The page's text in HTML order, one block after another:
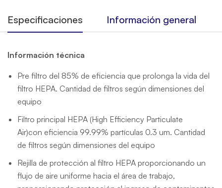
Especificaciones Información general
Información técnica
Pre filtro del 85% de eficiencia que prolonga la vida del
filtro HEPA. Cantidad de filtros según dimensiones del
equipo
Filtro principal HEPA (High Efficiency Particulate
Air)con eficiencia 99.99% partículas 0.3 um. Cantidad
de filtros según dimensiones del equipo
Rejilla de protección al filtro HEPA proporcionando un
flujo de aire uniforme hacia el área de trabajo,